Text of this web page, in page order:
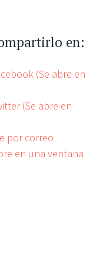
en:
(Se abre en
(Se abre en
por correo
en una ventana